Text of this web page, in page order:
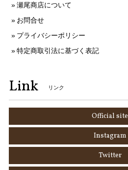
瀬尾商店について
お問合せ
プライバシーポリシー
特定商取引法に基づく表記
Link リンク
Official site
Instagram
Twitter